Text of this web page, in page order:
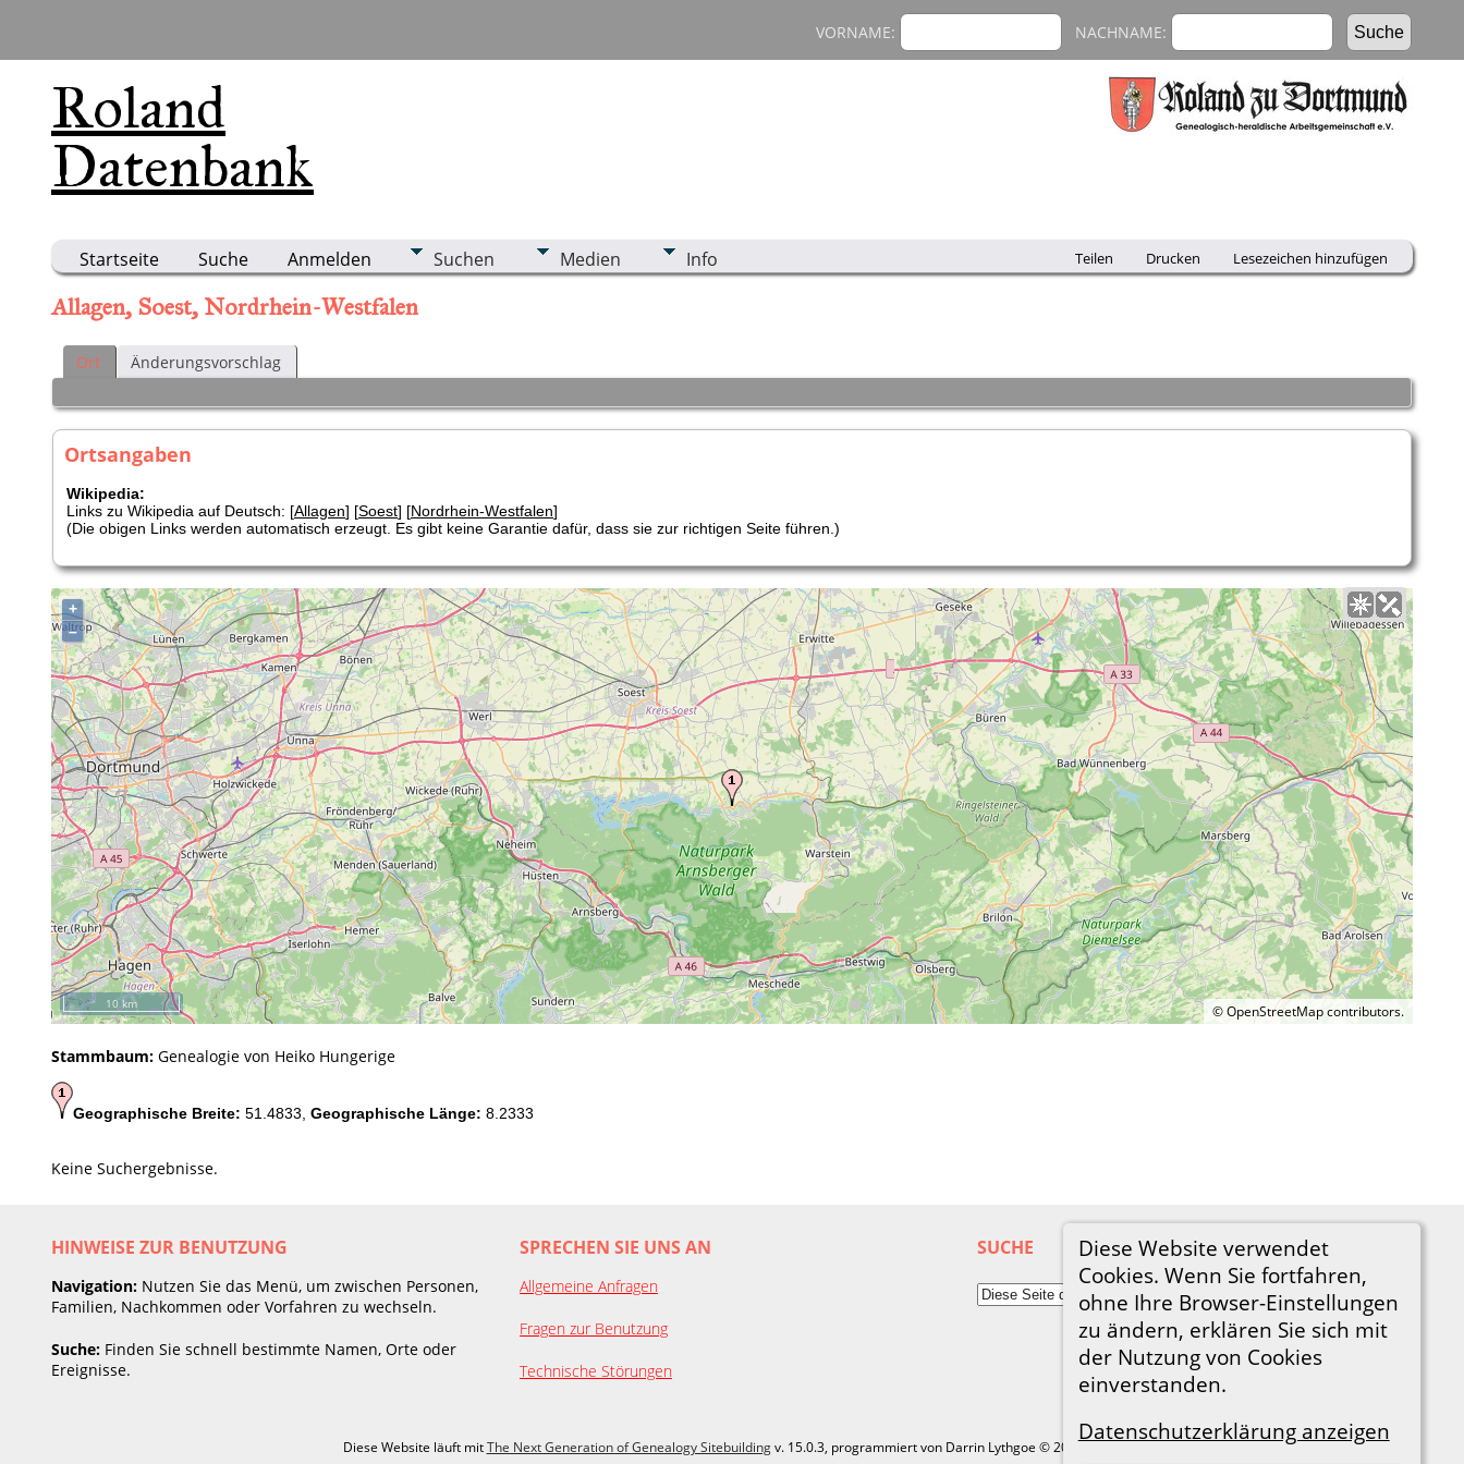
Roland
Datenbank
VORNAME: NACHNAME:
Startseite Suche Anmelden Suchen Medien Info Teilen Drucken Lesezeichen hinzufügen
Diese Website verwendet
Cookies. Wenn Sie fortfahren,
ohne Ihre Browser-Einstellungen
zu ändern, erklären Sie sich mit
der Nutzung von Cookies
einverstanden.
Datenschutzerklärung anzeigen
Allagen, Soest, Nordrhein-Westfalen
Ort Änderungsvorschlag
Ortsangaben
Wikipedia:
Links zu Wikipedia auf Deutsch: [Allagen] [Soest] [Nordrhein-Westfalen]
(Die obigen Links werden automatisch erzeugt. Es gibt keine Garantie dafür, dass sie zur richtigen Seite führen.)
+
–
©OpenStreetMapcontributors.
10 km
Stammbaum: Genealogie von Heiko Hungerige
Geographische Breite: 51.4833, Geographische Länge: 8.2333
Keine Suchergebnisse.
HINWEISE ZUR BENUTZUNG
Navigation: Nutzen Sie das Menü, um zwischen Personen,
Familien, Nachkommen oder Vorfahren zu wechseln.
Suche: Finden Sie schnell bestimmte Namen, Orte oder
Ereignisse.
SPRECHEN SIE UNS AN
Allgemeine Anfragen
Fragen zur Benutzung
Technische Störungen
SUCHE
Diese Website läuft mitThe Next Generation of Genealogy Sitebuildingv. 15.0.3, programmiert von Darrin Lythgoe © 2001-2026.